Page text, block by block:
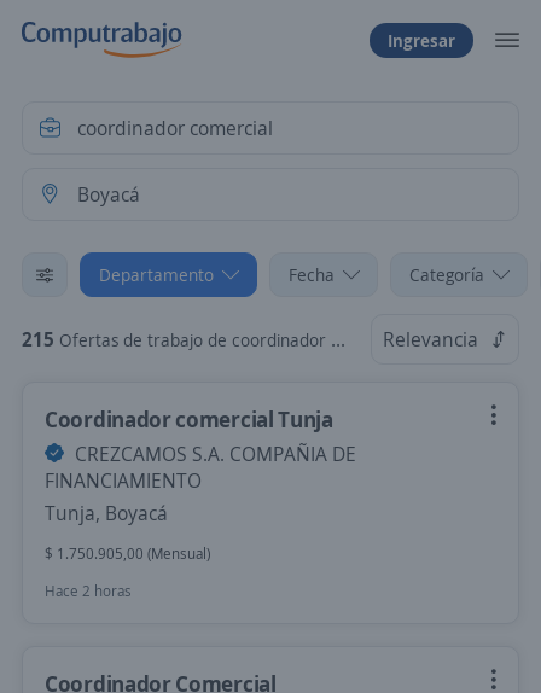
Ingresar
Departamento Fecha Categoría
215 Ofertas de trabajo de coordinador comercial en Boyacá Relevancia
Coordinador comercial Tunja
CREZCAMOS S.A. COMPAÑIA DE
FINANCIAMIENTO
Tunja, Boyacá
$ 1.750.905,00 (Mensual)
Hace 2 horas
Coordinador Comercial